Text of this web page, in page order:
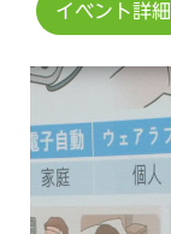
イベント詳